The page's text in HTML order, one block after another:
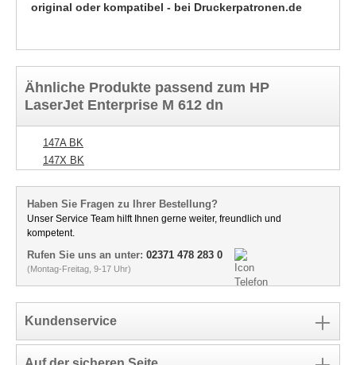
original oder kompatibel - bei Druckerpatronen.de
Ähnliche Produkte passend zum HP
LaserJet Enterprise M 612 dn
147A BK
147X BK
Haben Sie Fragen zu Ihrer Bestellung?
Unser Service Team hilft Ihnen gerne weiter, freundlich und
kompetent.
Rufen Sie uns an unter: 02371 478 283 0
(Montag-Freitag, 9-17 Uhr)
Kundenservice